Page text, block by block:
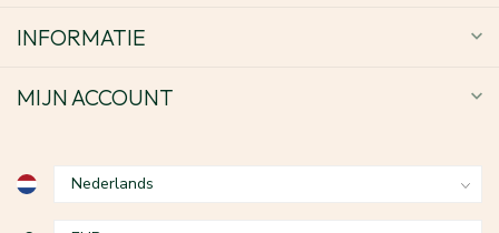
INFORMATIE
MIJN ACCOUNT